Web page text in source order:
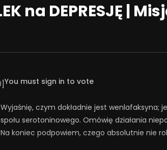
Ekstrawertyzm i introwertyzm a
0
311 24 0
na DEPRESJĘ |
You must sign in to vote
czym dokładnie jest wenlafaksyna;
serotoninowego. Omówię działania
koniec podpowiem, czego absolutnie nie